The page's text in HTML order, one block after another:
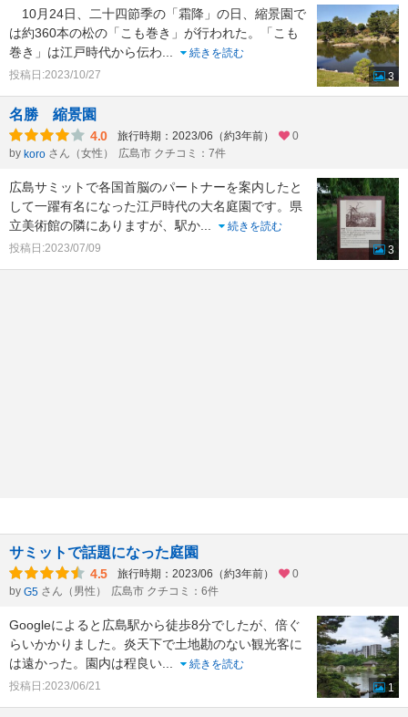
10月24日、二十四節季の「霜降」の日、縮景園で
は約360本の松の「こも巻き」が行われた。「こも
巻き」は江戸時代から伝わ
続きを読む
投稿日:2023/10/27
3
名勝 縮景園
4.0 旅行時期：2023/06（約3年前）
0
by koro さん（女性） 広島市 クチコミ：7件
広島サミットで各国首脳のパートナーを案内したと
して一躍有名になった江戸時代の大名庭園です。県
立美術館の隣にありますが、駅か
続きを読む
投稿日:2023/07/09
3
サミットで話題になった庭園
4.5 旅行時期：2023/06（約3年前）
0
by G5 さん（男性） 広島市 クチコミ：6件
Googleによると広島駅から徒歩8分でしたが、倍ぐ
らいかかりました。炎天下で土地勘のない観光客に
は遠かった。園内は程良い
続きを読む
投稿日:2023/06/21
1